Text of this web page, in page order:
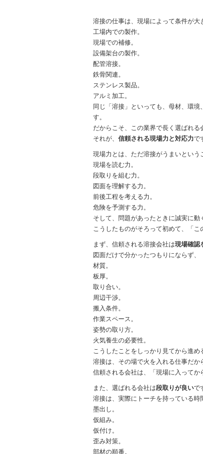
溶接の仕事は、現場によって条件が大
工場内での製作。
現場での補修。
設備架台の製作。
配管溶接。
鉄骨関連。
ステンレス製品。
アルミ加工。
同じ「溶接」といっても、母材、環
す。
だからこそ、この業界で長く選ばれる
それが、 信頼される現場力と対応力で
現場力とは、ただ溶接がうまいという
現場を読む力。
段取りを組む力。
図面を理解する力。
前後工程を考える力。
危険を予測する力。
そして、問題があったときに誠実に動
こうしたものがそろって初めて、「
まず、信頼される溶接会社は現場確認
図面だけで分かったつもりにならず、
材質。
板厚。
取り合い。
周辺干渉。
搬入条件。
作業スペース。
姿勢の取り方。
火気養生の必要性。
こうしたことをしっかり見てから進め
溶接は、その場で火を入れる仕事だか
信頼される会社は、「現場に入って
また、選ばれる会社は段取りが良いで
溶接は、実際にトーチを持っている時
墨出し。
仮組み。
仮付け。
歪み対策。
部材の順番。